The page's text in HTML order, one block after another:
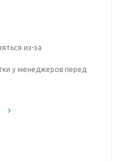
из-за
у менеджеров перед